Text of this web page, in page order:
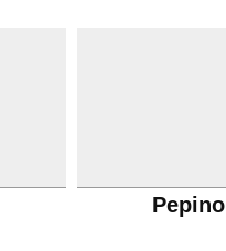
Pepino